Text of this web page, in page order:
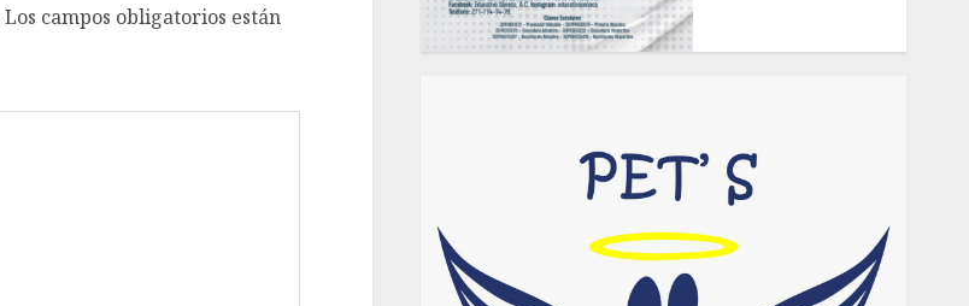
Los campos obligatorios están